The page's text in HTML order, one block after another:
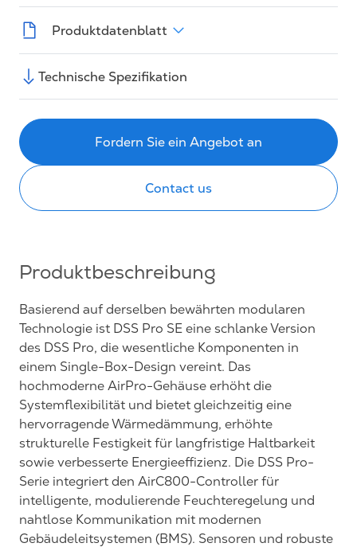
Produktdatenblatt
Technische Spezifikation
Fordern Sie ein Angebot an
Contact us
Produktbeschreibung
Basierend auf derselben bewährten modularen
Technologie ist DSS Pro SE eine schlanke Version
des DSS Pro, die wesentliche Komponenten in
einem Single-Box-Design vereint. Das
hochmoderne AirPro-Gehäuse erhöht die
Systemflexibilität und bietet gleichzeitig eine
hervorragende Wärmedämmung, erhöhte
strukturelle Festigkeit für langfristige Haltbarkeit
sowie verbesserte Energieeffizienz. Die DSS Pro-
Serie integriert den AirC800-Controller für
intelligente, modulierende Feuchteregelung und
nahtlose Kommunikation mit modernen
Gebäudeleitsystemen (BMS). Sensoren und robuste